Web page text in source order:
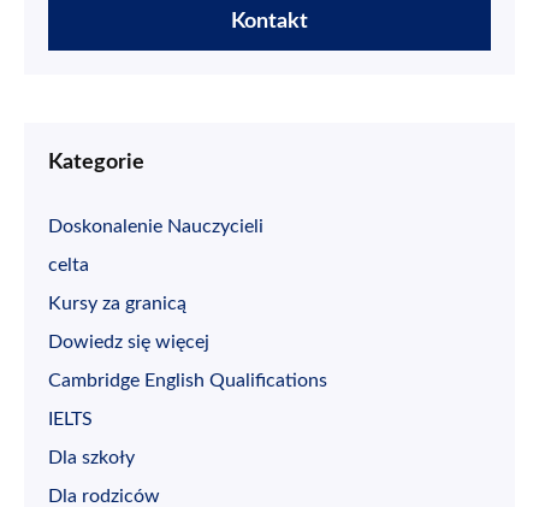
Kontakt
Kategorie
Doskonalenie Nauczycieli
celta
Kursy za granicą
Dowiedz się więcej
Cambridge English Qualifications
IELTS
Dla szkoły
Dla rodziców